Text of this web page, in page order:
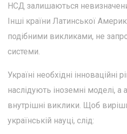
НСД залишаються
Інші країни Латинської
подібними викликами, не
системи.
Україні необхідні інноваційні
наслідують іноземні моделі,
внутрішні виклики. Щоб
українській науці, слід: